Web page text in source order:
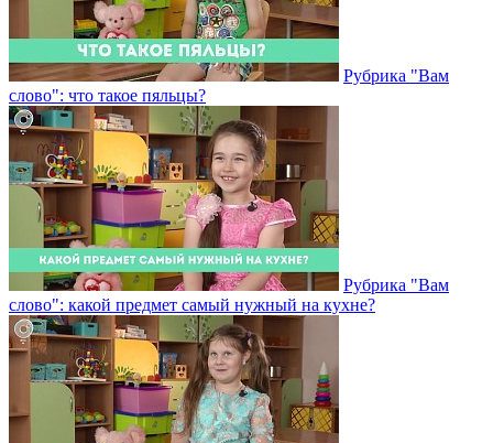
Рубрика "Вам
слово": что такое пяльцы?
Рубрика "Вам
слово": какой предмет самый нужный на кухне?